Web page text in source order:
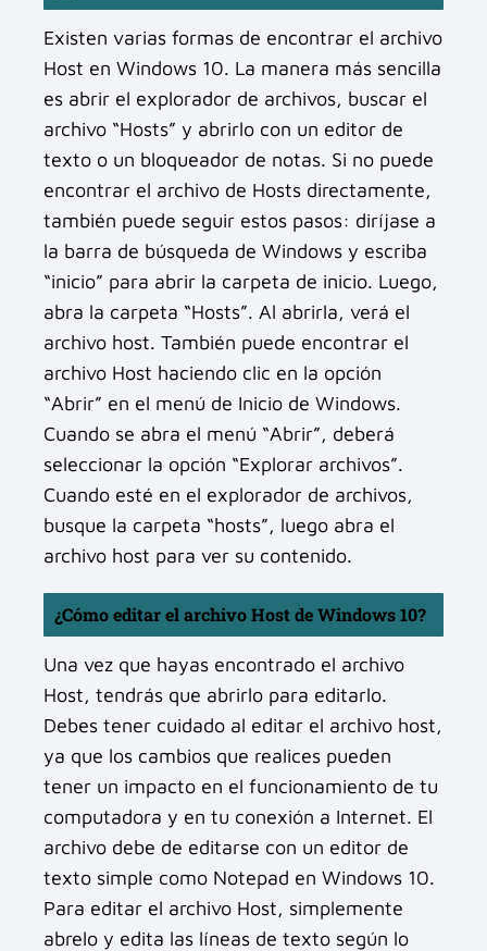
Existen varias formas de encontrar el archivo
Host en Windows 10. La manera más sencilla
es abrir el explorador de archivos, buscar el
archivo “Hosts” y abrirlo con un editor de
texto o un bloqueador de notas. Si no puede
encontrar el archivo de Hosts directamente,
también puede seguir estos pasos: diríjase a
la barra de búsqueda de Windows y escriba
“inicio” para abrir la carpeta de inicio. Luego,
abra la carpeta “Hosts”. Al abrirla, verá el
archivo host. También puede encontrar el
archivo Host haciendo clic en la opción
“Abrir” en el menú de Inicio de Windows.
Cuando se abra el menú “Abrir”, deberá
seleccionar la opción “Explorar archivos”.
Cuando esté en el explorador de archivos,
busque la carpeta “hosts”, luego abra el
archivo host para ver su contenido.
¿Cómo editar el archivo Host de Windows 10?
Una vez que hayas encontrado el archivo
Host, tendrás que abrirlo para editarlo.
Debes tener cuidado al editar el archivo host,
ya que los cambios que realices pueden
tener un impacto en el funcionamiento de tu
computadora y en tu conexión a Internet. El
archivo debe de editarse con un editor de
texto simple como Notepad en Windows 10.
Para editar el archivo Host, simplemente
abrelo y edita las líneas de texto según lo